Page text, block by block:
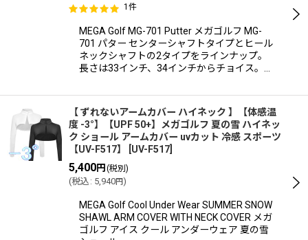
1 件
MEGA Golf MG-701 Putter メガゴルフ MG-
701 パター センターシャフトタイプとヒール
ネックシャフトの2タイプをラインナップ。
長さは33インチ、34インチからチョイス。…
【 ずれないアームカバー ハイネック 】【体感温
度 -3°】【UPF 50+】メガゴルフ 夏の雪 ハイネッ
ク ショール アームカバー uvカット 冷感 スポーツ
【UV-F517】
UV-F517
5,400円 (税別)
(税込 : 5,940円)
MEGA Golf Cool Under Wear SUMMER SNOW
SHAWL ARM COVER WITH NECK COVER メガ
ゴルフ アイス クール アンダーウェア 夏の雪